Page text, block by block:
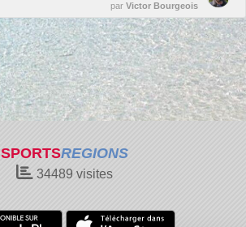
par Victor Bourgeois
SPORTSREGIONS
34489 visites